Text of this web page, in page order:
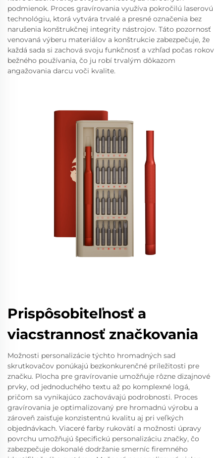
podmienok. Proces gravírovania využíva pokročilú laserovú
technológiu, ktorá vytvára trvalé a presné označenia bez
narušenia konštrukčnej integrity nástrojov. Táto pozornosť
venovaná výberu materiálov a konštrukcie zabezpečuje, že
každá sada si zachová svoju funkčnosť a vzhľad počas rokov
bežného používania, čo ju robí trvalým dôkazom
angažovania darcu voči kvalite.
Prispôsobiteľnosť a
viacstrannosť značkovania
Možnosti personalizácie týchto hromadných sad
skrutkovačov ponúkajú bezkonkurenčné príležitosti pre
značku. Plocha pre gravírovanie umožňuje rôzne dizajnové
prvky, od jednoduchého textu až po komplexné logá,
pričom sa vynikajúco zachovávajú podrobnosti. Proces
gravírovania je optimalizovaný pre hromadnú výrobu a
zároveň zaisťuje konzistentnú kvalitu aj pri veľkých
objednávkach. Viaceré farby rukovätí a možnosti úpravy
povrchu umožňujú špecifickú personalizáciu značky, čo
zabezpečuje dokonalé dodržanie smerníc firemného